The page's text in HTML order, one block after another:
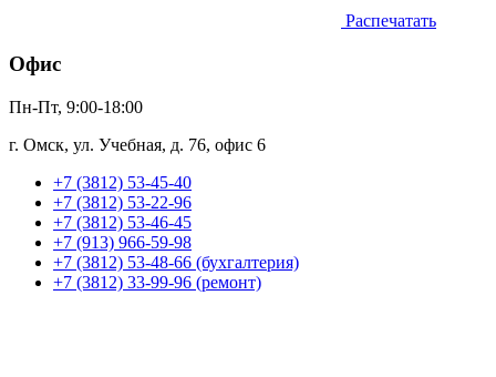
Распечатать
Офис
Пн-Пт, 9:00-18:00
г. Омск, ул. Учебная, д. 76, офис 6
+7 (3812) 53-45-40
+7 (3812) 53-22-96
+7 (3812) 53-46-45
+7 (913) 966-59-98
+7 (3812) 53-48-66 (бухгалтерия)
+7 (3812) 33-99-96 (ремонт)